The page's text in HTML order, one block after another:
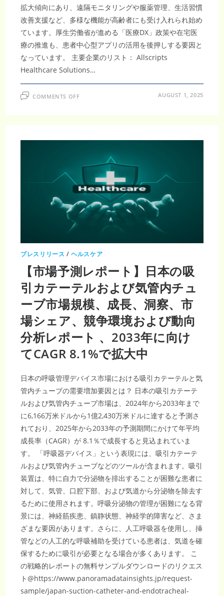
拡大傾向にあり、遠隔モニタリングや服薬管理、生活習慣
改善支援など、多様な機能が高齢者にも受け入れられ始め
ています。厚生労働省が進める「医療DX」政策や在宅医
療の推進も、患者中心型アプリの活用を後押しする要因と
なっています。 主要企業のリスト： Allscripts
Healthcare Solutions…
COMMENTS OFFON
万
規
へ
拡
大：
患
者
中
心
ス
ケ
ア
ア
プ
リ
市
場
の
最
新
ト
レ
ン
ド
と
CAGR17.21％
の
成
予
測
【日
本
市
場
調
査
向
け】
AUGUST 1, 2025
プレスリリース /ヘルスケア
【市場予測レポート】日本の吸
引カテーテルおよび気管内チュ
ーブ市場規模、成長、洞察、市
場シェア、競争環境および動向
分析レポート 、2033年に向け
てCAGR 8.1%で拡大中
日本の呼吸管理デバイス市場における吸引カテーテルと気
管内チューブの需要増加要因とは？ 日本の吸引カテーテ
ルおよび気管内チューブ市場は、2024年から2033年まで
に6,166万米ドルから1億2,430万米ドルに達すると予測さ
れており、2025年から2033年の予測期間にかけて年平均
成長率（CAGR）が 8.1％で成長すると見込まれていま
す。 「呼吸器デバイス」という表現には、吸引カテーテ
ルおよび気管内チューブなどのツールが含まれます。吸引
装置は、特に自力で分泌物を排出することが困難な患者に
対して、気管、口腔下部、および気道から分泌物を除去す
るために使用されます。呼吸分泌物の管理が困難になる背
景には、神経筋疾患、鎮静状態、神経学的障害など、さま
ざまな要因があります。さらに、人工呼吸器を使用し、挿
管などの人工的な呼吸補助を受けている患者は、気道を確
保するために吸引が必要となる場合が多くあります。 こ
の戦略的レポートの無料サンプルダウンロードのリクエス
ト@https://www.panoramadatainsights.jp/request-
sample/japan-suction-catheter-and-endotracheal-